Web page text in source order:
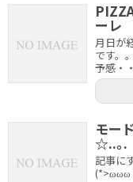
ーレ
月日が
です。
予感・
モー
☆..｡.
記事に
(*>ωωω